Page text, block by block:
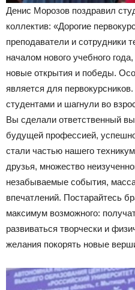
Денис Морозов поздравил
коллектив: «Дорогие
преподаватели и сотрудники
началом нового учебного
новые открытия и победы.
является для
студентами и шагнули во
Вы сделали ответственный
будущей профессией,
стали частью нашего
друзья, множество
незабываемые события,
впечатлений. Постарайтесь
максимум возможного:
развиваться творчески и
желания покорять новые